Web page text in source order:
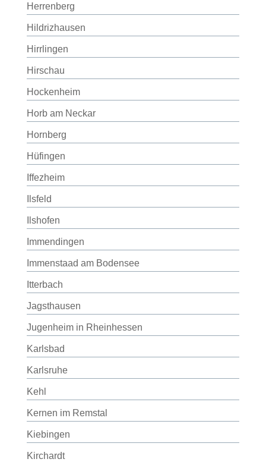
Herrenberg
Hildrizhausen
Hirrlingen
Hirschau
Hockenheim
Horb am Neckar
Hornberg
Hüfingen
Iffezheim
Ilsfeld
Ilshofen
Immendingen
Immenstaad am Bodensee
Itterbach
Jagsthausen
Jugenheim in Rheinhessen
Karlsbad
Karlsruhe
Kehl
Kernen im Remstal
Kiebingen
Kirchardt